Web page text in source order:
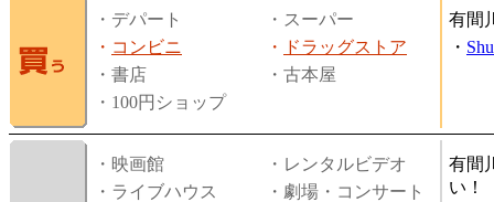
・デパート
・スーパー
・ コンビニ ・
ドラッグストア
・書店
・古本屋
・100円ショップ
有間
・
・映画館
・レンタルビデオ
・ライブハウス
・劇場・コンサート
有間
い！